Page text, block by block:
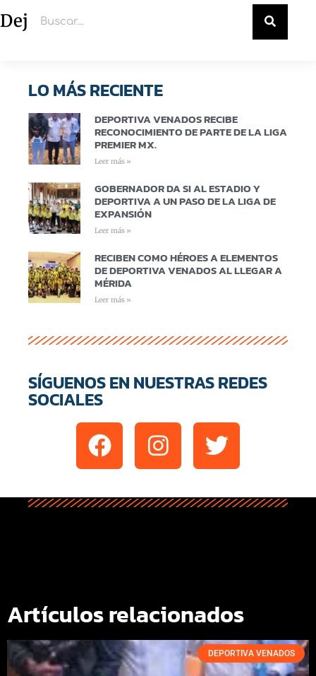
Deja un comentario
LO MÁS RECIENTE
DEPORTIVA VENADOS RECIBE
RECONOCIMIENTO DE PARTE DE LA LIGA
PREMIER MX.
Leer más »
GOBERNADOR DA SI AL ESTADIO Y
DEPORTIVA A UN PASO DE LA LIGA DE
EXPANSIÓN
Leer más »
RECIBEN COMO HÉROES A ELEMENTOS
DE DEPORTIVA VENADOS AL LLEGAR A
MÉRIDA
Leer más »
SÍGUENOS EN NUESTRAS REDES
SOCIALES
Artículos relacionados
DEPORTIVA VENADOS